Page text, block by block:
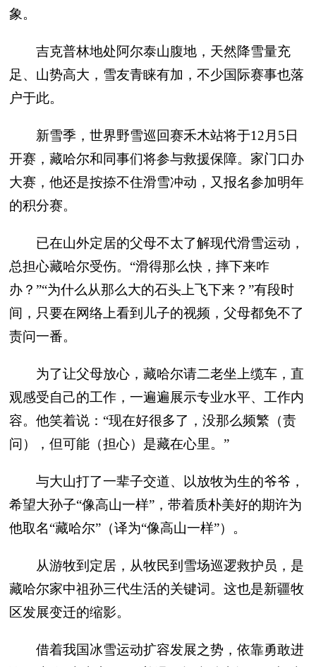
象。
吉克普林地处阿尔泰山腹地，天然降雪量充
足、山势高大，雪友青睐有加，不少国际赛事也落
户于此。
新雪季，世界野雪巡回赛禾木站将于12月5日
开赛，藏哈尔和同事们将参与救援保障。家门口办
大赛，他还是按捺不住滑雪冲动，又报名参加明年
的积分赛。
已在山外定居的父母不太了解现代滑雪运动，
总担心藏哈尔受伤。“滑得那么快，摔下来咋
办？”“为什么从那么大的石头上飞下来？”有段时
间，只要在网络上看到儿子的视频，父母都免不了
责问一番。
为了让父母放心，藏哈尔请二老坐上缆车，直
观感受自己的工作，一遍遍展示专业水平、工作内
容。他笑着说：“现在好很多了，没那么频繁（责
问），但可能（担心）是藏在心里。”
与大山打了一辈子交道、以放牧为生的爷爷，
希望大孙子“像高山一样”，带着质朴美好的期许为
他取名“藏哈尔”（译为“像高山一样”）。
从游牧到定居，从牧民到雪场巡逻救护员，是
藏哈尔家中祖孙三代生活的关键词。这也是新疆牧
区发展变迁的缩影。
借着我国冰雪运动扩容发展之势，依靠勇敢进